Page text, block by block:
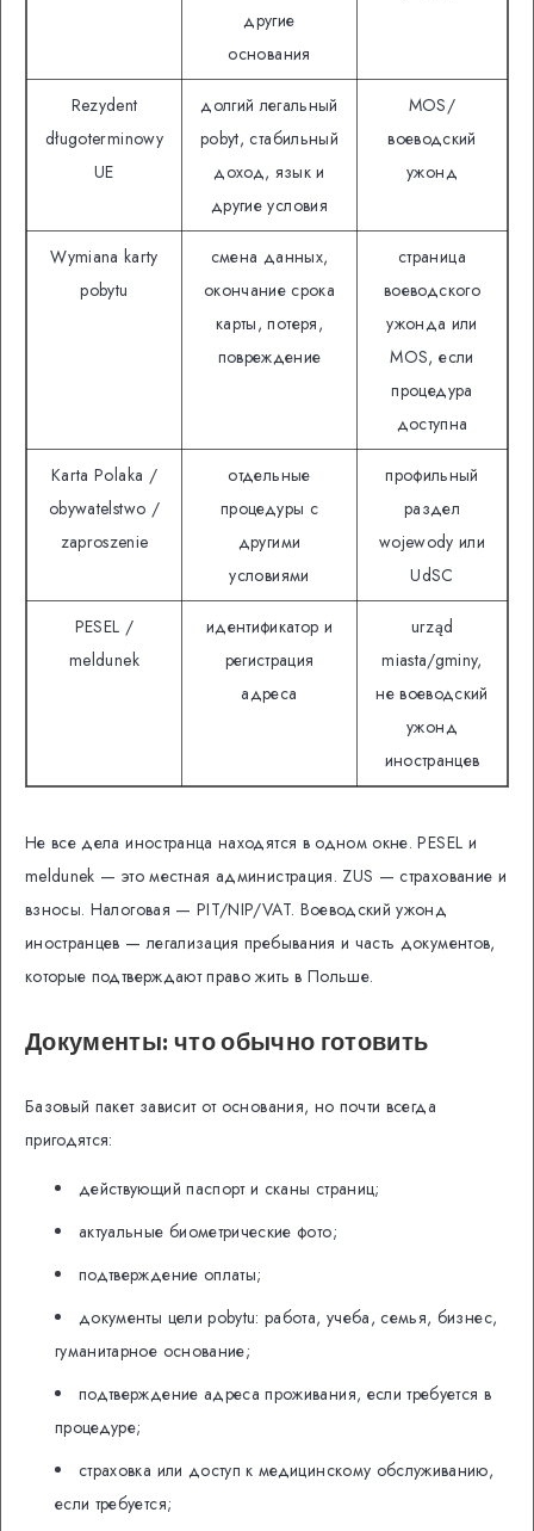
другие
основания
Rezydent
długoterminowy
UE
долгий легальный
pobyt, стабильный
доход, язык и
другие условия
MOS/
воеводский
ужонд
Wymiana karty
pobytu
смена данных,
окончание срока
карты, потеря,
повреждение
страница
воеводского
ужонда или
MOS, если
процедура
доступна
Karta Polaka /
obywatelstwo /
zaproszenie
отдельные
процедуры с
другими
условиями
профильный
раздел
wojewody или
UdSC
PESEL /
meldunek
идентификатор и
регистрация
адреса
urząd
miasta/gminy,
не воеводский
ужонд
иностранцев
Не все дела иностранца находятся в одном окне. PESEL и
meldunek — это местная администрация. ZUS — страхование и
взносы. Налоговая — PIT/NIP/VAT. Воеводский ужонд
иностранцев — легализация пребывания и часть документов,
которые подтверждают право жить в Польше.
Документы: что обычно готовить
Базовый пакет зависит от основания, но почти всегда
пригодятся:
действующий паспорт и сканы страниц;
актуальные биометрические фото;
подтверждение оплаты;
документы цели pobytu: работа, учеба, семья, бизнес,
гуманитарное основание;
подтверждение адреса проживания, если требуется в
процедуре;
страховка или доступ к медицинскому обслуживанию,
если требуется;